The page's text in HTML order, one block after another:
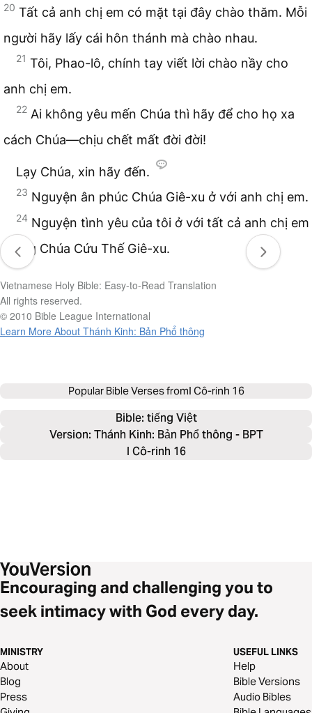
20 Tất cả anh chị em có mặt tại đây chào thăm. Mỗi
người hãy lấy cái hôn thánh mà chào nhau.
21 Tôi, Phao-lô, chính tay viết lời chào nầy cho
anh chị em.
22 Ai không yêu mến Chúa thì hãy để cho họ xa
cách Chúa—chịu chết mất đời đời!
Lạy Chúa, xin hãy đến.
23 Nguyện ân phúc Chúa Giê-xu ở với anh chị em.
24 Nguyện tình yêu của tôi ở với tất cả anh chị em
trong Chúa Cứu Thế Giê-xu.
Vietnamese Holy Bible: Easy-to-Read Translation
All rights reserved.
© 2010 Bible League International
Learn More About Thánh Kinh: Bản Phổ thông
Popular Bible Verses fromI Cô-rinh 16
Bible: tiếng Việt
Version: Thánh Kinh: Bản Phổ thông - BPT
I Cô-rinh 16
Encouraging and challenging you to
seek intimacy with God every day.
MINISTRY
About
Blog
Press
USEFUL LINKS
Help
Bible Versions
Audio Bibles